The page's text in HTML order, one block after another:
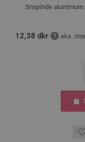
Snopinde aluminium
12,38 dkr eks.